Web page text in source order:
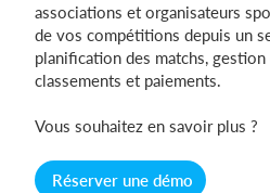
Combien ça coûte ?
Français
Se
associations et organisateurs
de vos compétitions depuis un
planification des matchs,
classements et paiements.
Vous souhaitez en savoir plus ?
Réserver une démo